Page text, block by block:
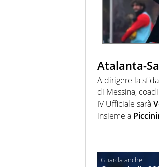
Atalanta-
A dirigere la
di Messina,
IV Ufficiale sarà
insieme a